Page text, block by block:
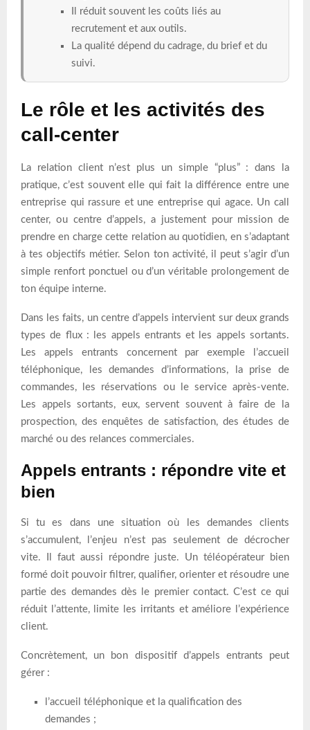
Il réduit souvent les coûts liés au
recrutement et aux outils.
La qualité dépend du cadrage, du brief et du
suivi.
Le rôle et les activités des
call-center
La relation client n’est plus un simple “plus” : dans la
pratique, c’est souvent elle qui fait la différence entre une
entreprise qui rassure et une entreprise qui agace. Un call
center, ou centre d’appels, a justement pour mission de
prendre en charge cette relation au quotidien, en s’adaptant
à tes objectifs métier. Selon ton activité, il peut s’agir d’un
simple renfort ponctuel ou d’un véritable prolongement de
ton équipe interne.
Dans les faits, un centre d’appels intervient sur deux grands
types de flux : les appels entrants et les appels sortants.
Les appels entrants concernent par exemple l’accueil
téléphonique, les demandes d’informations, la prise de
commandes, les réservations ou le service après-vente.
Les appels sortants, eux, servent souvent à faire de la
prospection, des enquêtes de satisfaction, des études de
marché ou des relances commerciales.
Appels entrants : répondre vite et
bien
Si tu es dans une situation où les demandes clients
s’accumulent, l’enjeu n’est pas seulement de décrocher
vite. Il faut aussi répondre juste. Un téléopérateur bien
formé doit pouvoir filtrer, qualifier, orienter et résoudre une
partie des demandes dès le premier contact. C’est ce qui
réduit l’attente, limite les irritants et améliore l’expérience
client.
Concrètement, un bon dispositif d’appels entrants peut
gérer :
l’accueil téléphonique et la qualification des
demandes ;